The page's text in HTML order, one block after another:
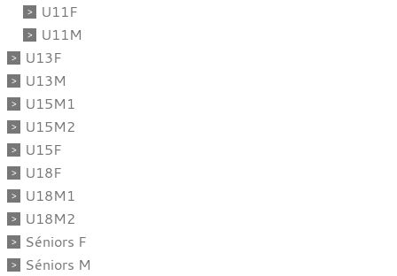
U11F
U11M
U13F
U13M
U15M1
U15M2
U15F
U18F
U18M1
U18M2
Séniors F
Séniors M